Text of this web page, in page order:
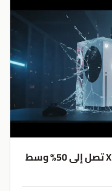
زيادة صادمة في أسعار أجهزة Xbox تصل إلى 50% وسط